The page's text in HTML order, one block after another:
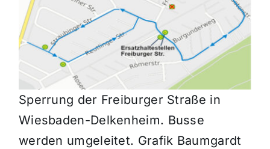
Sperrung der Freiburger Straße in
Wiesbaden-Delkenheim. Busse
werden umgeleitet. Grafik Baumgardt